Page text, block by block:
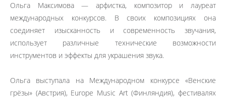
Ольга Максимова — арфистка, композитор и лауреат
международных конкурсов. В своих композициях она
соединяет изысканность и современность звучания,
использует различные технические возможности
инструментов и эффекты для украшения звука.
Ольга выступала на Международном конкурсе «Венские
грёзы» (Австрия), Europe Musiс Art (Финляндия), фестивалях